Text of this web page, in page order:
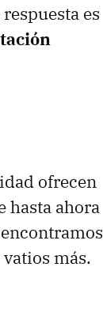
es
ofrecen
hasta ahora
más.